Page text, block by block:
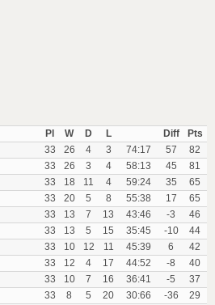
Pl W D L Diff
Pts
33 26 4 3 74:17 57
82
33 26 3 4 58:13 45
81
33 18 11 4 59:24 35
65
33 20 5 8 55:38 17
65
33 13 7 13 43:46 -3
46
33 13 5 15 35:45 -10
44
33 10 12 11 45:39 6
42
33 12 4 17 44:52 -8
40
33 10 7 16 36:41 -5
37
33 8 5 20 30:66 -36
29